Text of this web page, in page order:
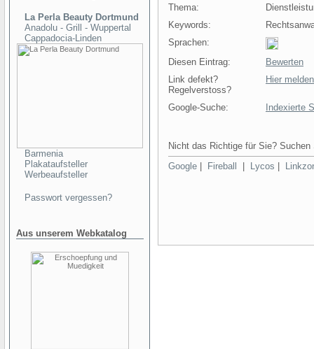
La Perla Beauty Dortmund
Anadolu - Grill - Wuppertal
Cappadocia-Linden
Barmenia
Plakataufsteller
Werbeaufsteller
Passwort vergessen?
Aus unserem Webkatalog
Thema:
Keywords:
Sprachen:
Diesen Eintrag:
Bewerten
Link defekt?
Regelverstoss?
Hier melden
Google-Suche: Indexierte
Nicht das Richtige für Sie?
Google
Fireball Lycos